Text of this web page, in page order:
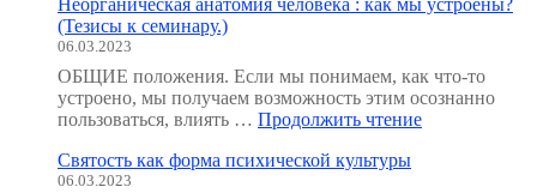
Неорганическая анатомия человека : как мы устроены?
(Тезисы к семинару.)
06.03.2023
ОБЩИЕ положения. Если мы понимаем, как что-то
устроено, мы получаем возможность этим осознанно
пользоваться, влиять … Продолжить чтение
Святость как форма психической культуры
06.03.2023